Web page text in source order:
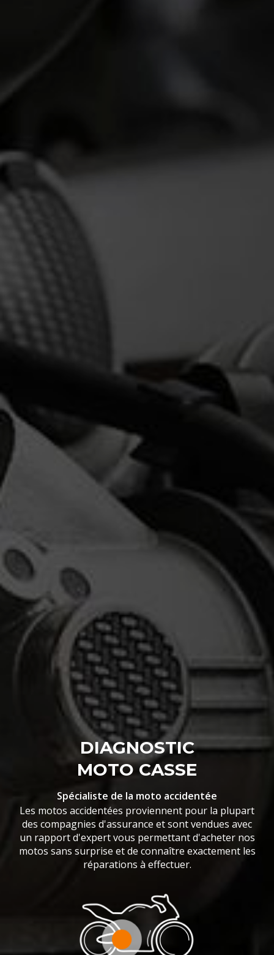
DIAGNOSTIC
MOTO CASSE
Spécialiste de la moto accidentée
Les motos accidentées proviennent pour la plupart
des compagnies d'assurance et sont vendues avec
un rapport d'expert vous permettant d'acheter nos
motos sans surprise et de connaître exactement les
réparations à effectuer.